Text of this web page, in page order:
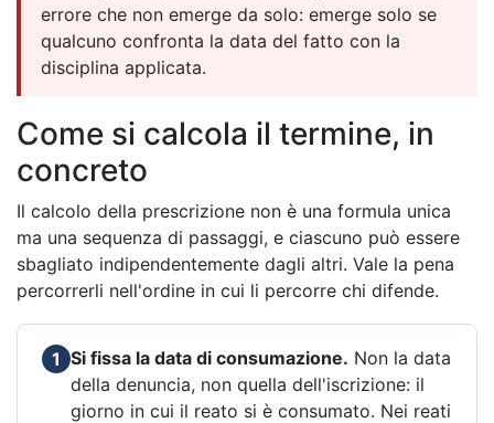
errore che non emerge da solo: emerge solo se
qualcuno confronta la data del fatto con la
disciplina applicata.
Come si calcola il termine, in
concreto
Il calcolo della prescrizione non è una formula unica
ma una sequenza di passaggi, e ciascuno può essere
sbagliato indipendentemente dagli altri. Vale la pena
percorrerli nell'ordine in cui li percorre chi difende.
1 Si fissa la data di consumazione. Non la data
della denuncia, non quella dell'iscrizione: il
giorno in cui il reato si è consumato. Nei reati